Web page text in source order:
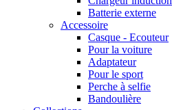
Batterie externe
Accessoire
Casque - Ecouteur
Pour la voiture
Adaptateur
Pour le sport
Perche à selfie
Bandoulière